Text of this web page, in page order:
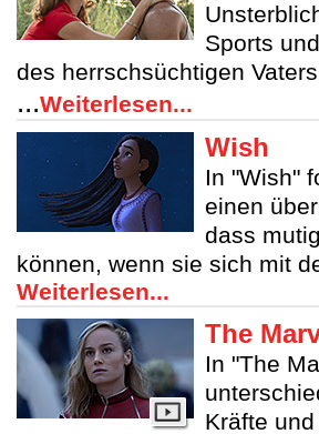
Sports
des herrschsüchtigen
...Weiterlesen...
Wish
In "Wish"
einen
dass
können, wenn sie sich mit
Weiterlesen...
The
In "The
Kräfte